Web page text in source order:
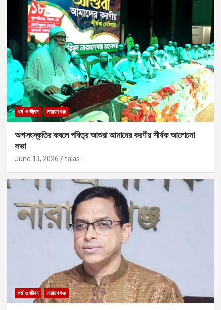
ধর্ম ও জীবন নারায়ণগঞ্জ
অপসংস্কৃতির কবলে পবিত্র আশুরা আমাদের করণীয় শীর্ষক আলোচনা
সভা
June 19, 2026 talas
ধর্ম ও জীবন নারায়ণগঞ্জ